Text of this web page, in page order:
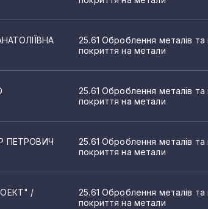
25.61 Оброблення металів та
покриття на метали
25.61 Оброблення металів та
покриття на метали
ПЕТРОВИЧ
25.61 Оброблення металів та
покриття на метали
/
25.61 Оброблення металів та
покриття на метали